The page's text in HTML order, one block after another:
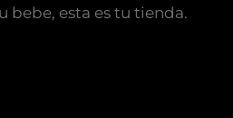
bebe, esta es tu tienda.